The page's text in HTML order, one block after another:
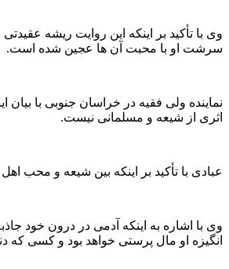
وی با تأکید بر اینکه این روایت ریشه
سرشت او با محبت آن ها عجین شده است.
نماینده ولی فقیه در خراسان جنوبی با
اثری از شیعه و مسلمانی نیست.
عبادی با تأکید بر اینکه بین شیعه و
وی با اشاره به اینکه آدمی در درون خود
انگیزه او مال پرستی خواهد بود و کسی